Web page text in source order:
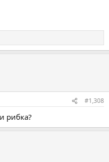
#1,308
рибка?